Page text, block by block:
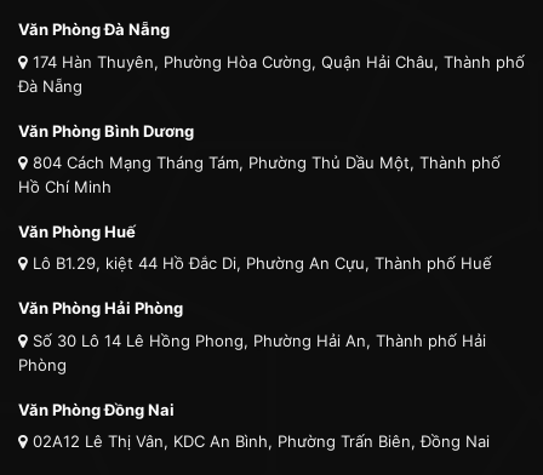
Văn Phòng Đà Nẵng
174 Hàn Thuyên, Phường Hòa Cường, Quận Hải Châu, Thành phố
Đà Nẵng
Văn Phòng Bình Dương
804 Cách Mạng Tháng Tám, Phường Thủ Dầu Một, Thành phố
Hồ Chí Minh
Văn Phòng Huế
Lô B1.29, kiệt 44 Hồ Đắc Di, Phường An Cựu, Thành phố Huế
Văn Phòng Hải Phòng
Số 30 Lô 14 Lê Hồng Phong, Phường Hải An, Thành phố Hải
Phòng
Văn Phòng Đồng Nai
02A12 Lê Thị Vân, KDC An Bình, Phường Trấn Biên, Đồng Nai